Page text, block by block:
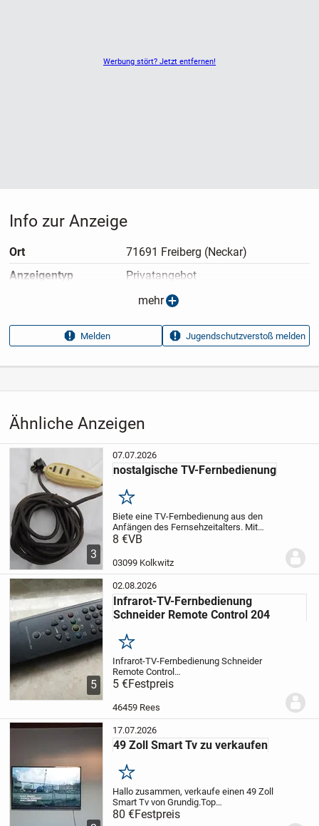
Werbung stört? Jetzt entfernen!
Ähnliche Anzeigen
3
07.07.2026
nostalgische TV-Fernbedienung
Merken
Biete eine TV-Fernbedienung aus den
Anfängen des Fernsehzeitalters. Mit
dieser schnurgebundenen Fernbedienung
Lautstärke an einem sw/ws-Fernseher zu
8 €VB
03099 Kolkwitz
5
02.08.2026
Infrarot-TV-Fernbedienung
Schneider Remote Control 204
Merken
Infrarot-TV-Fernbedienung Schneider
Remote Control
204Tastenbelegung:
Programmwahl
Toneinstellung
Bildeinstellung
(Mute)Schrittweise...
5 €Festpreis
46459 Rees
17.07.2026
49 Zoll Smart Tv zu verkaufen
Merken
Hallo zusammen, verkaufe einen 49 Zoll
Smart Tv von Grundig.Top
ZustandGrundig 49 VLE 6800 BP [ 124cm
LED-Backlight
80 €Festpreis
Info zur Anzeige
Ort
71691 Freiberg (Neckar)
Anzeigen­typ
Privatangebot
17.07.2026
Anzeigen­kennung
9df1d278
Aufrufe dieser
392
Unterhaltungselektronik›TV›
mehr
Melden Jugendschutzverstoß melden